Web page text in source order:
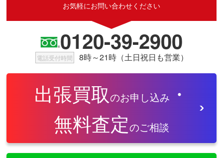
お気軽にお問い合わせください
0120-39-2900
電話受付時間 8時～21時（土日祝日も営業）
出張買取のお申し込み ・
無料査定のご相談